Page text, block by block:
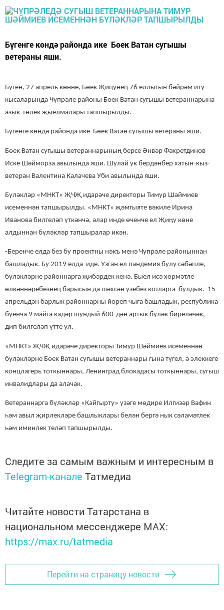
Бүгенге көндә районда ике Бөек Ватан сугышы
ветераны яши.
Бүген, 27 апрель көнне, Бөек Җиңүнең 76 еллыгын бәйрәм итү
кысаларында Чүпрәле районы Бөек Ватан сугышы ветераннарына
азык-төлек җыелмалары тапшырылды.
Бүгенге көндә районда ике Бөек Ватан сугышы ветераны яши.
Бөек Ватан сугышы ветераннарының берсе Әнвәр Фәхретдинов
Иске Шәйморза авылында яши. Шулай ук бердәнбер хатын-кыз-
ветеран Валентина Калачева Уби авылында яши.
Бүләкләр «МНКТ» ҖЧҖ идарәче директоры Тимур Шәймиев
исеменнән тапшырылды. «МНКТ» җәмгыяте вәкиле Ирина
Иванова билгеләп үткәнчә, алар инде өченче ел Җиңү көне
алдыннан бүләкләр тапшыралар икән.
-Беренче елда без бу проектны нәкъ менә Чүпрәле районыннан
башладык. Бу 2019 елда иде. Узган ел пандемия булу сәбәпле,
бүләкләрне районнарга җибәрдек кенә. Быел исә хөрмәтле
өлкәннәребезнең барысын да шәхсән үзебез котларга булдык. 15
апрельдән барлык районнарны йөреп чыга башладык, республика
буенча 9 майга кадәр шундый 600-дән артык бүләк биреләчәк, -
дип билгеләп үтте ул.
«МНКТ» ҖЧҖ идарәче директоры Тимур Шәймиев исеменнән
бүләкләрне Бөек Ватан сугышы ветераннары гына түгел, ә элеккеге
концлагерь тоткыннары, Ленинград блокадасы тоткыннары, сугыш
инвалидлары да алачак.
Ветераннарга бүләкләр «Кайгырту» үзәге мөдире Илгизәр Вафин
һәм авыл җирлекләре башлыклары белән бергә нык сәламәтлек
һәм иминлек теләп тапшырылды.
Следите за самым важным и интересным в
Telegram-канале Татмедиа
Читайте новости Татарстана в
национальном мессенджере MАХ:
https://max.ru/tatmedia
Перейти на страницу новости